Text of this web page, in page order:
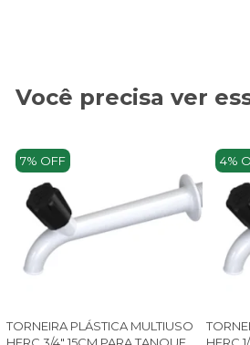
Você precisa ver
7% OFF
TORNEIRA PLÁSTICA MULTIUSO
4%